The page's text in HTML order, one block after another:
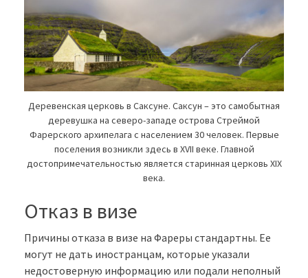
Деревенская церковь в Саксуне. Саксун – это самобытная
деревушка на северо-западе острова Стреймой
Фарерского архипелага с населением 30 человек. Первые
поселения возникли здесь в XVII веке. Главной
достопримечательностью является старинная церковь XIX
века.
Отказ в визе
Причины отказа в визе на Фареры стандартны. Ее
могут не дать иностранцам, которые указали
недостоверную информацию или подали неполный